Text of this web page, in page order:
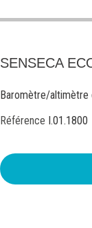
SENSECA
Baromètre/altimètre
Référence I.01.1800